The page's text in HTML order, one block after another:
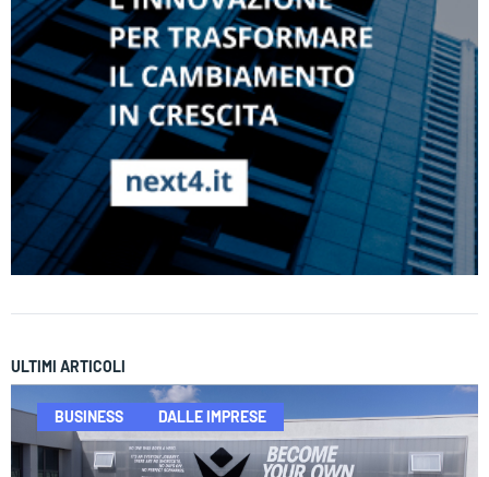
ULTIMI ARTICOLI
BUSINESS DALLE IMPRESE